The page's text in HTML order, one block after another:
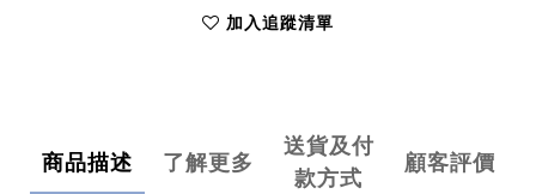
加入追蹤清單
商品描述 了解更多
送貨及付
款方式
顧客評價